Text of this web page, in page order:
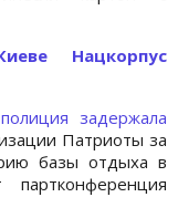
Нацкорпус
полиция задержала
Патриоты за
базы отдыха в